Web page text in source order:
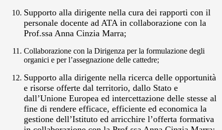
Supporto alla dirigente nella cura dei rapporti con il
personale docente ad ATA in collaborazione con la
Prof.ssa Anna Cinzia Marra;
Collaborazione con la Dirigenza per la formulazione degli
organici e per l’assegnazione delle cattedre;
Supporto alla dirigente nella ricerca delle opportunità
e risorse offerte dal territorio, dallo Stato e
dall’Unione Europea ed intercettazione delle stesse al
fine di rendere efficace, efficiente ed economica la
gestione dell’Istituto ed arricchire l’offerta formativa